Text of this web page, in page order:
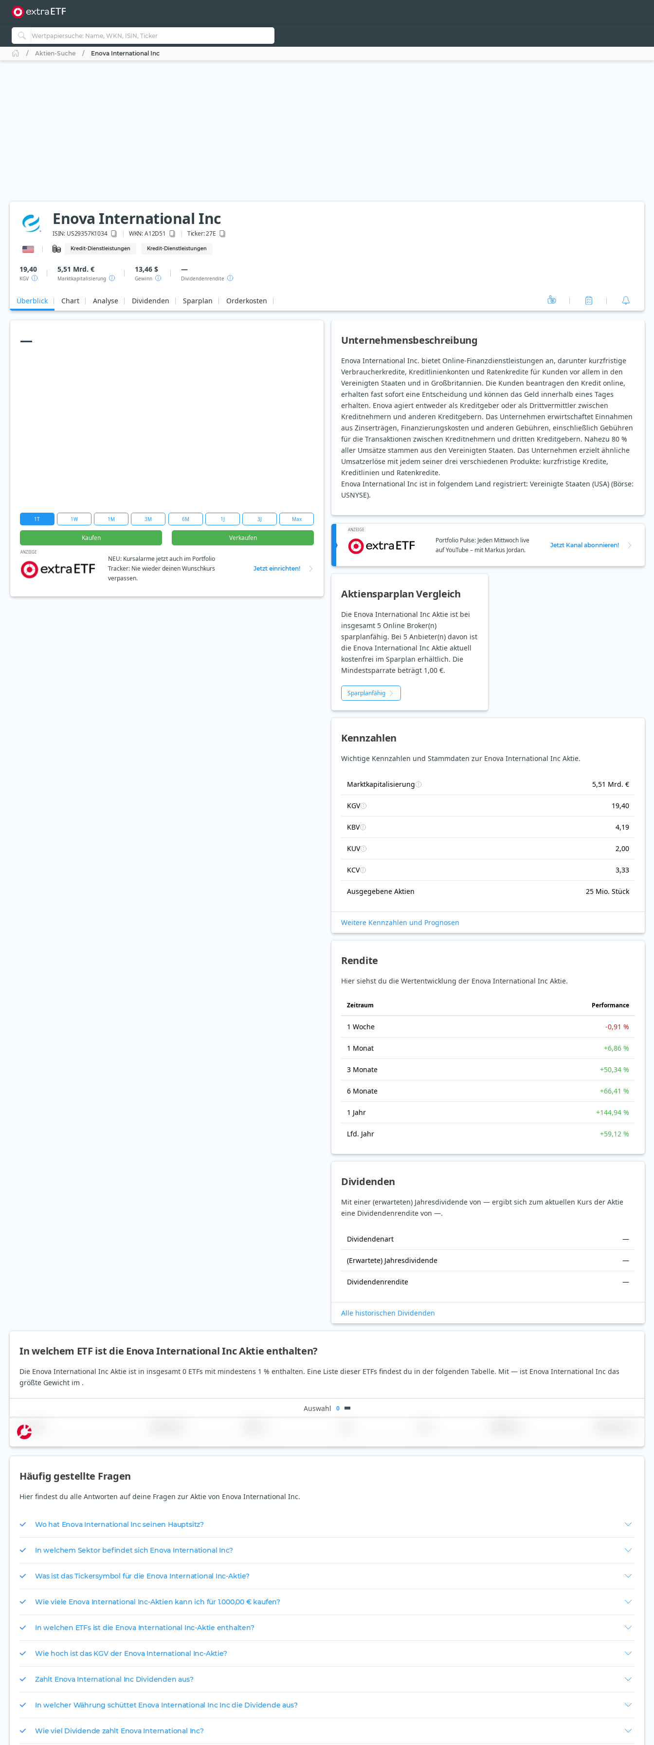
Aktien-Suche Enova International Inc
Enova International Inc
ISIN: US29357K1034 WKN: A12D51 Ticker:27E
Kredit-Dienstleistungen Kredit-Dienstleistungen
19,40
KGV
5,51 Mrd. €
Marktkapitalisierung
13,46 $
Gewinn
—
Dividendenrendite
Überblick Chart Analyse Dividenden Sparplan Orderkosten
—
1T 1W 1M 3M 6M 1J 3J Max
Kaufen Verkaufen
ANZEIGE
NEU: Kursalarme jetzt auch im Portfolio
Tracker: Nie wieder deinen Wunschkurs
verpassen.
Jetzt einrichten!
Unternehmensbeschreibung
Enova International Inc. bietet Online-Finanzdienstleistungen an, darunter kurzfristige
Verbraucherkredite, Kreditlinienkonten und Ratenkredite für Kunden vor allem in den
Vereinigten Staaten und in Großbritannien. Die Kunden beantragen den Kredit online,
erhalten fast sofort eine Entscheidung und können das Geld innerhalb eines Tages
erhalten. Enova agiert entweder als Kreditgeber oder als Drittvermittler zwischen
Kreditnehmern und anderen Kreditgebern. Das Unternehmen erwirtschaftet Einnahmen
aus Zinserträgen, Finanzierungskosten und anderen Gebühren, einschließlich Gebühren
für die Transaktionen zwischen Kreditnehmern und dritten Kreditgebern. Nahezu 80 %
aller Umsätze stammen aus den Vereinigten Staaten. Das Unternehmen erzielt ähnliche
Umsatzerlöse mit jedem seiner drei verschiedenen Produkte: kurzfristige Kredite,
Kreditlinien und Ratenkredite.
Enova International Inc ist in folgendem Land registriert: Vereinigte Staaten (USA) (Börse:
USNYSE).
ANZEIGE
Portfolio Pulse: Jeden Mittwoch live
auf YouTube – mit Markus Jordan.
Jetzt Kanal abonnieren!
Aktiensparplan Vergleich
Die Enova International Inc Aktie ist bei
insgesamt 5 Online Broker(n)
sparplanfähig. Bei 5 Anbieter(n) davon ist
die Enova International Inc Aktie aktuell
kostenfrei im Sparplan erhältlich. Die
Mindestsparrate beträgt 1,00 €.
Sparplanfähig
Kennzahlen
Wichtige Kennzahlen und Stammdaten zur Enova International Inc Aktie.
Marktkapitalisierung 5,51 Mrd. €
KGV 19,40
KBV 4,19
KUV 2,00
KCV 3,33
Ausgegebene Aktien 25 Mio. Stück
Weitere Kennzahlen und Prognosen
Rendite
Hier siehst du die Wertentwicklung der Enova International Inc Aktie.
Zeitraum Perfor­mance
1 Woche -0,91 %
1 Monat +6,86 %
3 Monate +50,34 %
6 Monate +66,41 %
1 Jahr +144,94 %
Lfd. Jahr +59,12 %
Dividenden
Mit einer (erwarteten) Jahresdividende von — ergibt sich zum aktuellen Kurs der Aktie
eine Dividendenrendite von —.
Dividendenart —
(Erwartete) Jahresdividende —
Dividendenrendite —
Alle historischen Dividenden
In welchem ETF ist die Enova International Inc Aktie enthalten?
Die Enova International Inc Aktie ist in insgesamt 0 ETFs mit mindestens 1 % enthalten. Eine Liste dieser ETFs findest du in der folgenden Tabelle. Mit — ist Enova International Inc das
größte Gewicht im .
Auswahl 0
Name
Häufig gestellte Fragen
Hier findest du alle Antworten auf deine Fragen zur Aktie von Enova International Inc.
Wo hat Enova International Inc seinen Hauptsitz?
In welchem Sektor befindet sich Enova International Inc?
Was ist das Tickersymbol für die Enova International Inc-Aktie?
Wie viele Enova International Inc-Aktien kann ich für 1.000,00 € kaufen?
In welchen ETFs ist die Enova International Inc-Aktie enthalten?
Wie hoch ist das KGV der Enova International Inc-Aktie?
Zahlt Enova International Inc Dividenden aus?
In welcher Währung schüttet Enova International Inc Inc die Dividende aus?
Wie viel Dividende zahlt Enova International Inc?